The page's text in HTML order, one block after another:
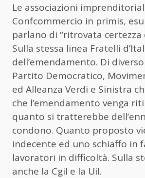
Le associazioni
Confcommercio in primis,
parlano di “ritrovata certezza
Sulla stessa linea Fratelli
dell’emendamento. Di
Partito Democratico,
ed Alleanza Verdi e Sinistra
che l’emendamento venga
quanto si tratterebbe
condono. Quanto proposto
indecente ed uno schiaffo in
lavoratori in difficoltà. Sulla
anche la Cgil e la Uil.